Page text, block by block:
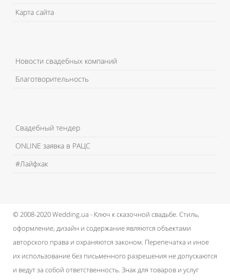
Карта сайта
Новости свадебных компаний
Благотворительность
Свадебный тендер
ONLINE заявка в РАЦС
#Лайфхак
© 2008-2020 Wedding.ua - Ключ к сказочной свадьбе. Стиль,
оформление, дизайн и содержание являются объектами
авторского права и охраняются законом. Перепечатка и иное
их использование без письменного разрешения не допускаются
и ведут за собой ответственность. Знак для товаров и услуг